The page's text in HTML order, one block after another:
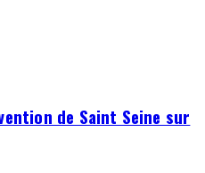
de Saint Seine sur